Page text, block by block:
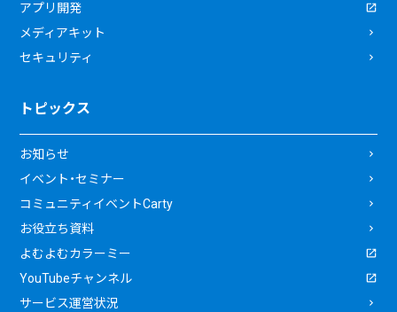
アプリ開発
メディアキット
セキュリティ
トピックス
お知らせ
イベント・セミナー
コミュニティイベントCarty
お役立ち資料
よむよむカラーミー
YouTubeチャンネル
サービス運営状況